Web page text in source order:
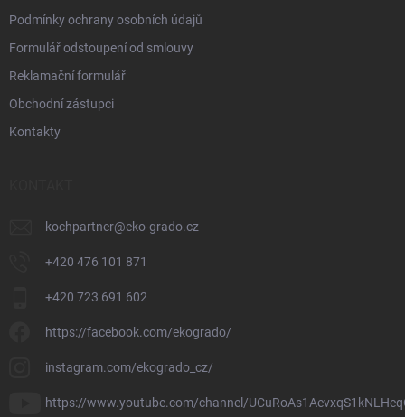
Podmínky ochrany osobních údajů
Formulář odstoupení od smlouvy
Reklamační formulář
Obchodní zástupci
Kontakty
kochpartner@eko-grado.cz
+420 476 101 871
+420 723 691 602
https://facebook.com/ekogrado/
instagram.com/ekogrado_cz/
https://www.youtube.com/channel/